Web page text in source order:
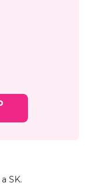
SK.